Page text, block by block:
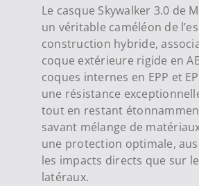
Le casque Skywalker 3.0 de
un véritable caméléon de
construction hybride,
coque extérieure rigide en
coques internes en EPP et
une résistance
tout en restant
savant mélange de
une protection optimale,
les impacts directs que sur
latéraux.